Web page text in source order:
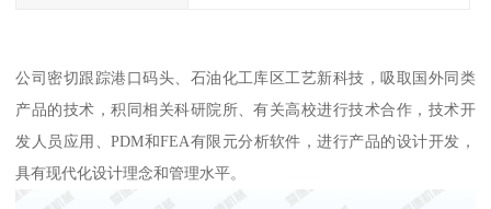
公司密切跟踪港口码头、石油化工库区工艺新科技，吸取国外同类
产品的技术，积同相关科研院所、有关高校进行技术合作，技术开
发人员应用、PDM和FEA有限元分析软件，进行产品的设计开发，
具有现代化设计理念和管理水平。